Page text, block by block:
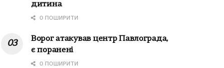
дитина
0 ПОШИРИТИ
Ворог атакував центр Павлограда,
є поранені
0 ПОШИРИТИ